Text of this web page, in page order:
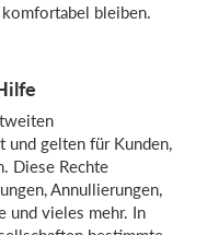
bleiben.
gelten für Kunden,
Diese Rechte
Annullierungen,
und vieles mehr. In